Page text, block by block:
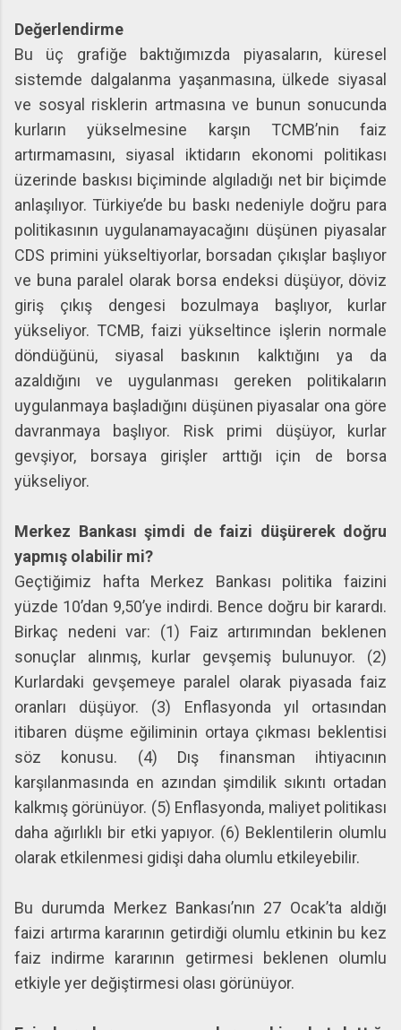
Değerlendirme
Bu üç grafiğe baktığımızda piyasaların, küresel
sistemde dalgalanma yaşanmasına, ülkede siyasal
ve sosyal risklerin artmasına ve bunun sonucunda
kurların yükselmesine karşın TCMB’nin faiz
artırmamasını, siyasal iktidarın ekonomi politikası
üzerinde baskısı biçiminde algıladığı net bir biçimde
anlaşılıyor. Türkiye’de bu baskı nedeniyle doğru para
politikasının uygulanamayacağını düşünen piyasalar
CDS primini yükseltiyorlar, borsadan çıkışlar başlıyor
ve buna paralel olarak borsa endeksi düşüyor, döviz
giriş çıkış dengesi bozulmaya başlıyor, kurlar
yükseliyor. TCMB, faizi yükseltince işlerin normale
döndüğünü, siyasal baskının kalktığını ya da
azaldığını ve uygulanması gereken politikaların
uygulanmaya başladığını düşünen piyasalar ona göre
davranmaya başlıyor. Risk primi düşüyor, kurlar
gevşiyor, borsaya girişler arttığı için de borsa
yükseliyor.
Merkez Bankası şimdi de faizi düşürerek doğru
yapmış olabilir mi?
Geçtiğimiz hafta Merkez Bankası politika faizini
yüzde 10’dan 9,50’ye indirdi. Bence doğru bir karardı.
Birkaç nedeni var: (1) Faiz artırımından beklenen
sonuçlar alınmış, kurlar gevşemiş bulunuyor. (2)
Kurlardaki gevşemeye paralel olarak piyasada faiz
oranları düşüyor. (3) Enflasyonda yıl ortasından
itibaren düşme eğiliminin ortaya çıkması beklentisi
söz konusu. (4) Dış finansman ihtiyacının
karşılanmasında en azından şimdilik sıkıntı ortadan
kalkmış görünüyor. (5) Enflasyonda, maliyet politikası
daha ağırlıklı bir etki yapıyor. (6) Beklentilerin olumlu
olarak etkilenmesi gidişi daha olumlu etkileyebilir.
Bu durumda Merkez Bankası’nın 27 Ocak’ta aldığı
faizi artırma kararının getirdiği olumlu etkinin bu kez
faiz indirme kararının getirmesi beklenen olumlu
etkiyle yer değiştirmesi olası görünüyor.